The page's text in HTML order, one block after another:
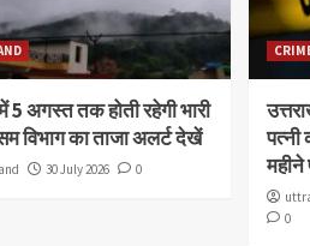
5 अगस्त तक होती रहेगी भारी
विभाग का ताजा अलर्ट देखें
30 July 2026 0
पत्नी
महीने
0